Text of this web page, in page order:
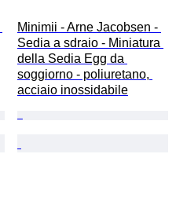
Minimii - Arne Jacobsen -
Sedia a sdraio - Miniatura
della Sedia Egg da
soggiorno - poliuretano,
acciaio inossidabile